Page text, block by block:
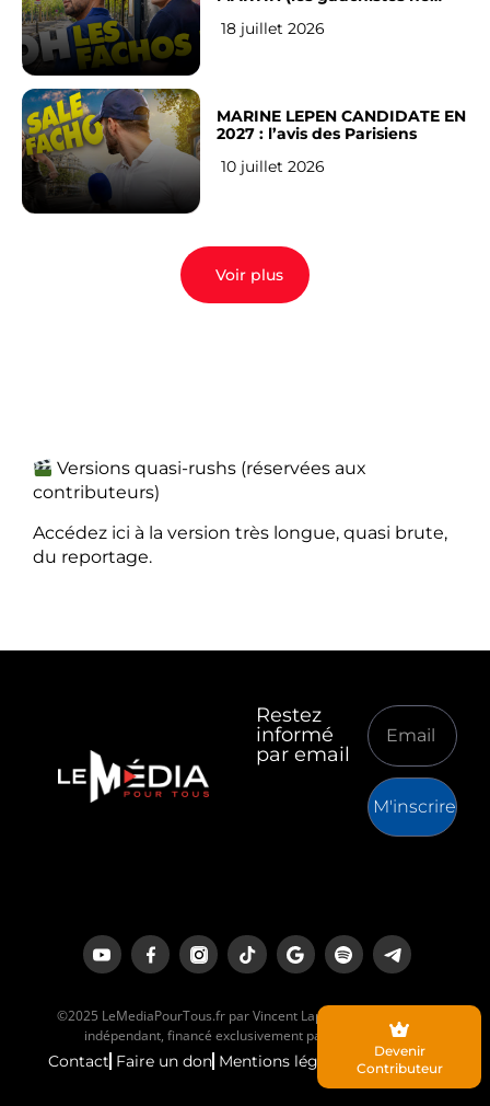
18 juillet 2026
MARINE LEPEN CANDIDATE EN
2027 : l’avis des Parisiens
10 juillet 2026
Voir plus
Versions quasi-rushs (réservées aux
contributeurs)
Accédez ici à la version très longue, quasi brute,
du reportage.
Restez
informé
par email
M'inscrire
©2025 LeMediaPourTous.fr par Vincent Lapierre est un média
indépendant, financé exclusivement par ses lecteurs.
Contact Faire un don Mentions légales
Devenir
Contributeur